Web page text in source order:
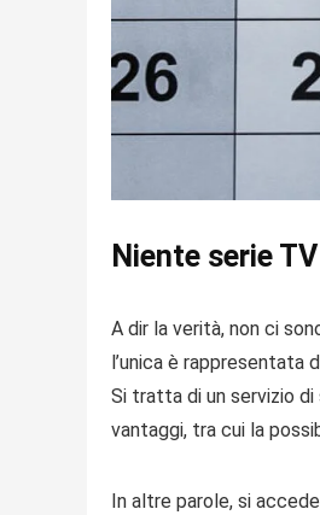
Niente serie
A dir la verità, non ci
l’unica è rappresentata
Si tratta di un servizio
vantaggi, tra cui la
In altre parole, si